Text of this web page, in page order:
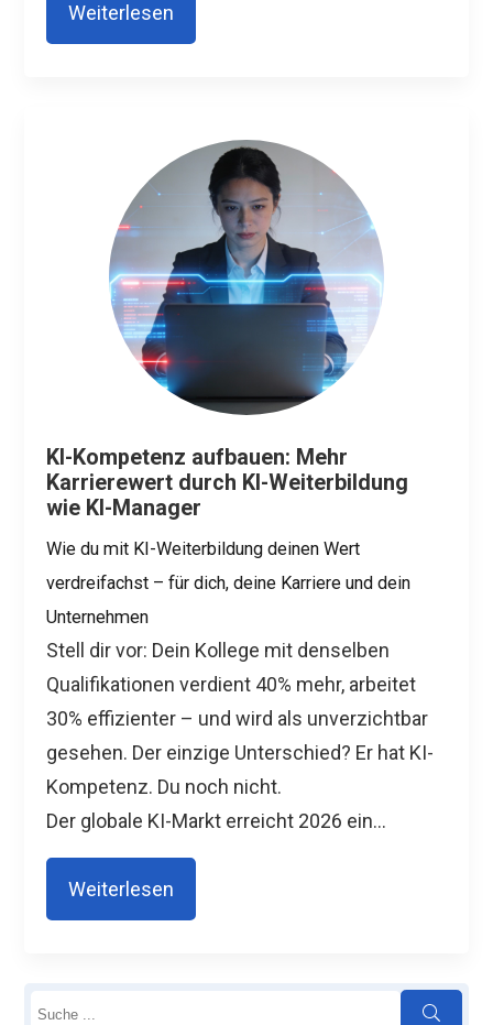
Weiterlesen
KI-Kompetenz aufbauen: Mehr
Karrierewert durch KI-Weiterbildung
wie KI-Manager
Wie du mit KI-Weiterbildung deinen Wert
verdreifachst – für dich, deine Karriere und dein
Unternehmen
Stell dir vor: Dein Kollege mit denselben
Qualifikationen verdient 40% mehr, arbeitet
30% effizienter – und wird als unverzichtbar
gesehen. Der einzige Unterschied? Er hat KI-
Kompetenz. Du noch nicht.
Der globale KI-Markt erreicht 2026 ein...
Weiterlesen